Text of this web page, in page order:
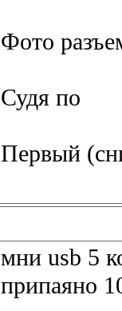
Фото
Судя по
Первый
мни usb 5
припаяно